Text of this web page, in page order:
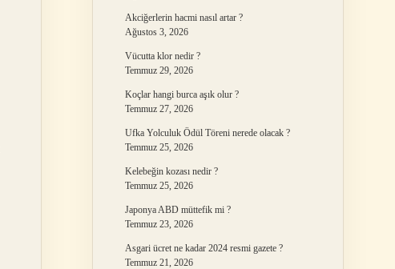
Akciğerlerin hacmi nasıl artar ?
Ağustos 3, 2026
Vücutta klor nedir ?
Temmuz 29, 2026
Koçlar hangi burca aşık olur ?
Temmuz 27, 2026
Ufka Yolculuk Ödül Töreni nerede olacak ?
Temmuz 25, 2026
Kelebeğin kozası nedir ?
Temmuz 25, 2026
Japonya ABD müttefik mi ?
Temmuz 23, 2026
Asgari ücret ne kadar 2024 resmi gazete ?
Temmuz 21, 2026